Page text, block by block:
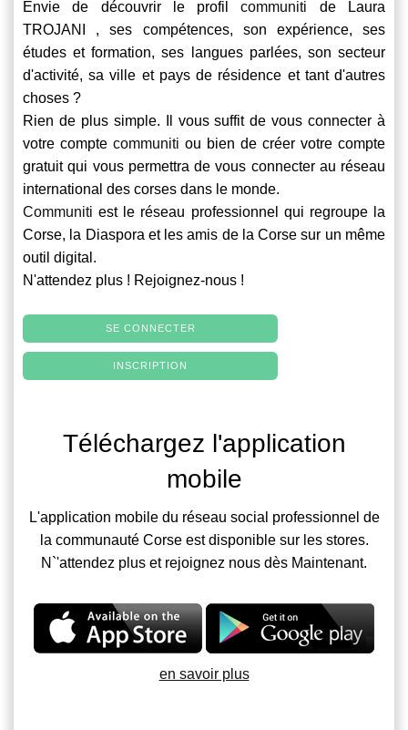
Envie de découvrir le profilcommuniti de Laura
TROJANI , ses compétences, son expérience, ses
études et formation, ses langues parlées, son secteur
d'activité, sa ville et pays de résidence et tant d'autres
choses ?
Rien de plus simple. Il vous suffit de vous connecter à
votre compte communiti ou bien de créer votre compte
gratuit qui vous permettra de vous connecter au réseau
international des corses dans le monde.
Communiti est le réseau professionnel qui regroupe la
Corse, la Diaspora et les amis de la Corse sur un même
outil digital.
N'attendez plus ! Rejoignez-nous !
SE CONNECTER
INSCRIPTION
Téléchargez l'application
mobile
L'application mobile du réseau social professionnel de
la communauté Corse est disponible sur les stores.
N`'attendez plus et rejoignez nous dès Maintenant.
en savoir plus